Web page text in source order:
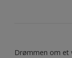
Drømmen om et